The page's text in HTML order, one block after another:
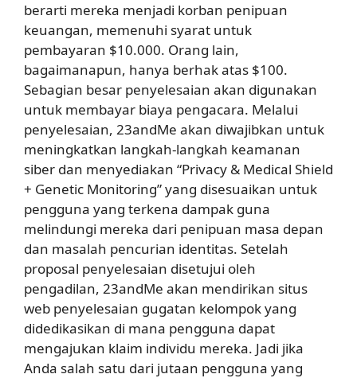
berarti mereka menjadi korban penipuan
keuangan, memenuhi syarat untuk
pembayaran $10.000. Orang lain,
bagaimanapun, hanya berhak atas $100.
Sebagian besar penyelesaian akan digunakan
untuk membayar biaya pengacara. Melalui
penyelesaian, 23andMe akan diwajibkan untuk
meningkatkan langkah-langkah keamanan
siber dan menyediakan “Privacy & Medical Shield
+ Genetic Monitoring” yang disesuaikan untuk
pengguna yang terkena dampak guna
melindungi mereka dari penipuan masa depan
dan masalah pencurian identitas. Setelah
proposal penyelesaian disetujui oleh
pengadilan, 23andMe akan mendirikan situs
web penyelesaian gugatan kelompok yang
didedikasikan di mana pengguna dapat
mengajukan klaim individu mereka. Jadi jika
Anda salah satu dari jutaan pengguna yang